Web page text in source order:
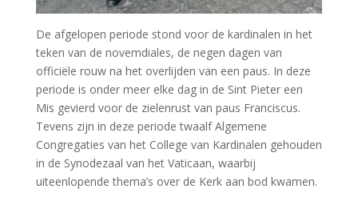
De afgelopen periode stond voor de kardinalen in het
teken van de novemdiales, de negen dagen van
officiële rouw na het overlijden van een paus. In deze
periode is onder meer elke dag in de Sint Pieter een
Mis gevierd voor de zielenrust van paus Franciscus.
Tevens zijn in deze periode twaalf Algemene
Congregaties van het College van Kardinalen gehouden
in de Synodezaal van het Vaticaan, waarbij
uiteenlopende thema’s over de Kerk aan bod kwamen.